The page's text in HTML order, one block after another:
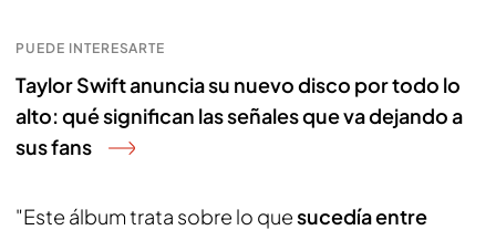
PUEDE INTERESARTE
Taylor Swift anuncia su nuevo disco por todo lo
alto: qué significan las señales que va dejando a
sus fans
"Este álbum trata sobre lo quesucedía entre